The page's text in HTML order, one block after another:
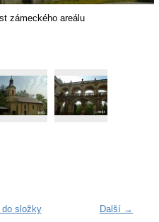
zámeckého areálu
Další →
do složky